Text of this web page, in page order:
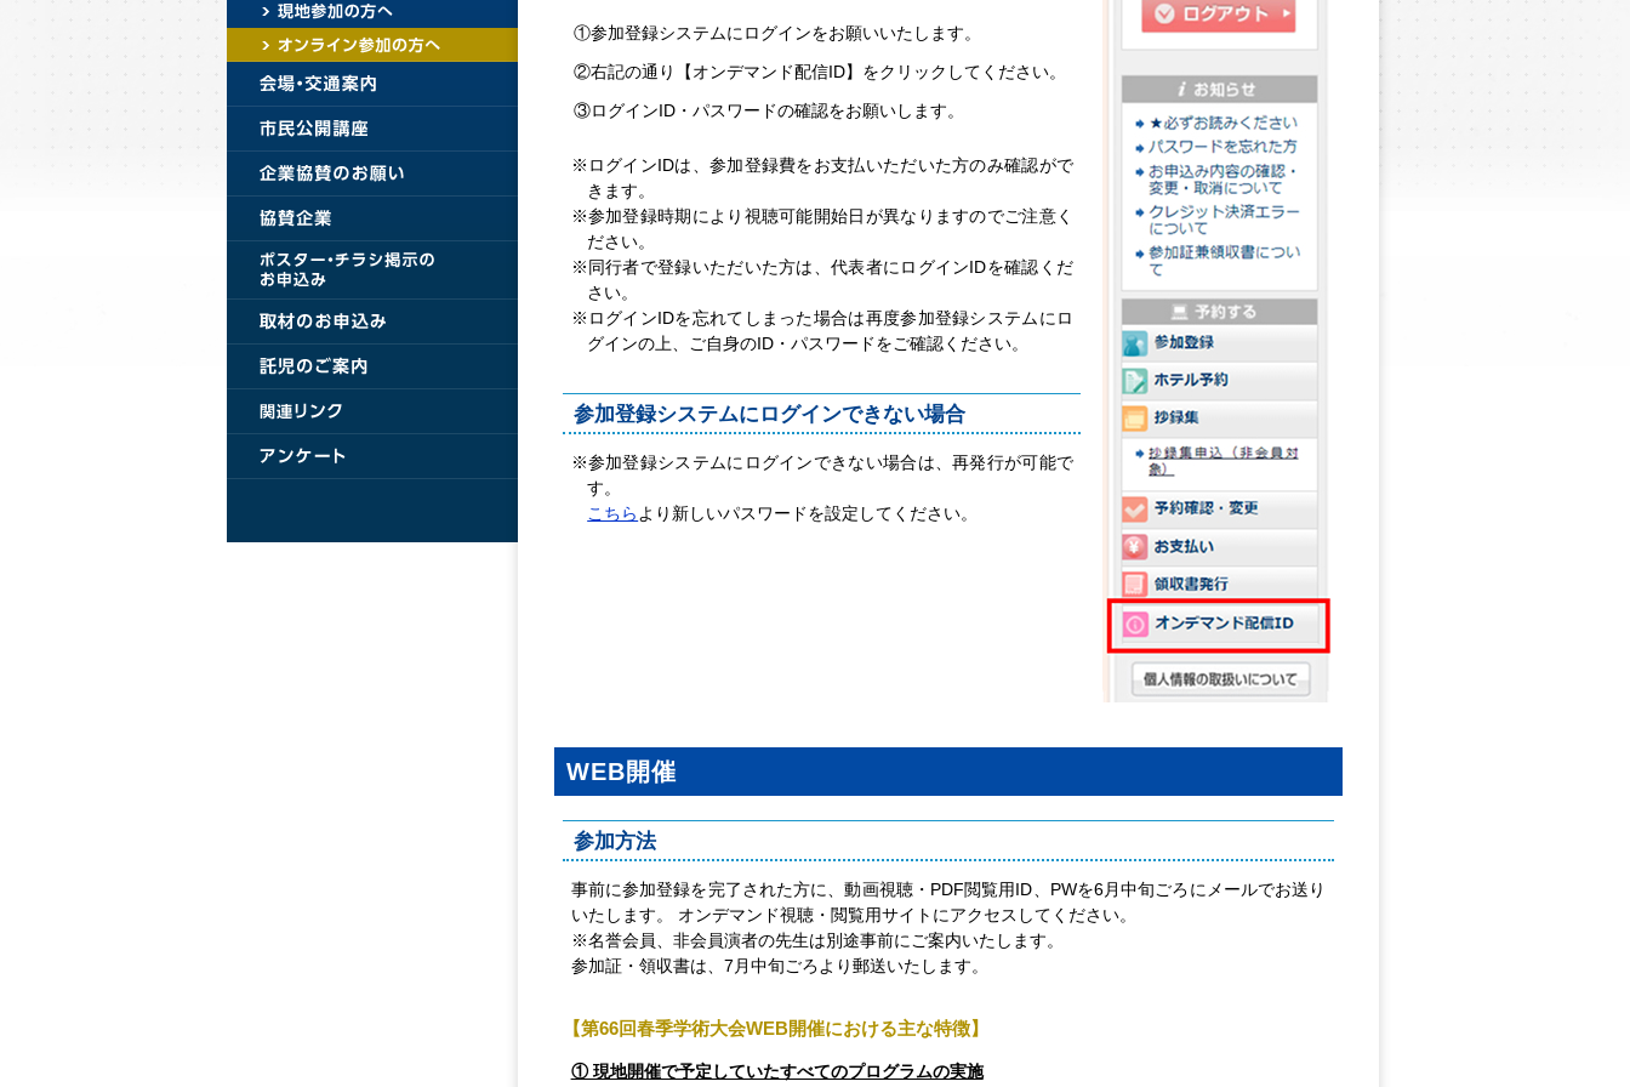
①参加登録システムにログインをお願いいたします。
②右記の通り【オンデマンド配信ID】をクリックしてください。
③ログインID・パスワードの確認をお願いします。
※ログインIDは、参加登録費をお支払いただいた方のみ確認がで
きます。
※参加登録時期により視聴可能開始日が異なりますのでご注意く
ださい。
※同行者で登録いただいた方は、代表者にログインIDを確認くだ
さい。
※ログインIDを忘れてしまった場合は再度参加登録システムにロ
グインの上、ご自身のID・パスワードをご確認ください。
参加登録システムにログインできない場合
※参加登録システムにログインできない場合は、再発行が可能で
す。
こちら より新しいパスワードを設定してください。
WEB開催
参加方法
事前に参加登録を完了された方に、動画視聴・PDF閲覧用ID、PWを6月中旬ごろにメールでお送り
いたします。 オンデマンド視聴・閲覧用サイトにアクセスしてください。
※名誉会員、非会員演者の先生は別途事前にご案内いたします。
参加証・領収書は、7月中旬ごろより郵送いたします。
【第66回春季学術大会WEB開催における主な特徴】
① 現地開催で予定していたすべてのプログラムの実施